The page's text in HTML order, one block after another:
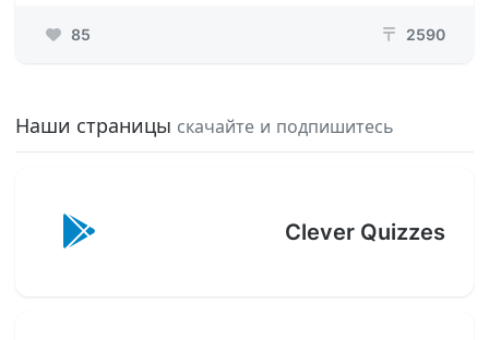
85 ₸ 2590
Наши страницы скачайте и подпишитесь
Clever Quizzes